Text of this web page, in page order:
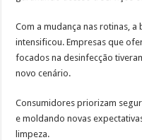
Com a mudança nas rotinas,
intensificou. Empresas que
focados na desinfecção
novo cenário.
Consumidores priorizam
e moldando novas
limpeza.